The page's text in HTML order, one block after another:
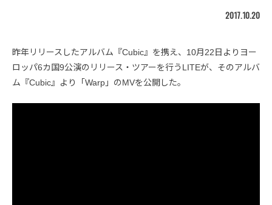
2017.10.20
昨年リリースしたアルバム『Cubic』を携え、10月22日よりヨー
ロッパ6カ国9公演のリリース・ツアーを行うLITEが、そのアルバ
ム『Cubic』より「Warp」のMVを公開した。